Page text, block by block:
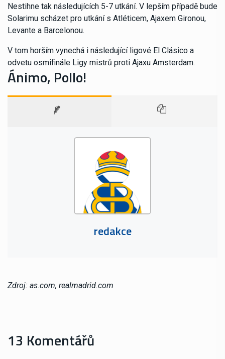
Nestihne tak následujících 5-7 utkání. V lepším případě bude
Solarimu scházet pro utkání s Atléticem, Ajaxem Gironou,
Levante a Barcelonou.
V tom horším vynechá i následující ligové El Clásico a
odvetu osmifinále Ligy mistrů proti Ajaxu Amsterdam.
Ánimo, Pollo!
redakce
Zdroj: as.com, realmadrid.com
13 Komentářů